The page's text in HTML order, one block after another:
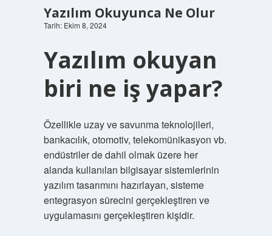
Yazılım Okuyunca Ne Olur
Tarih: Ekim 8, 2024
Yazılım okuyan
biri ne iş yapar?
Özellikle uzay ve savunma teknolojileri,
bankacılık, otomotiv, telekomünikasyon vb.
endüstriler de dahil olmak üzere her
alanda kullanılan bilgisayar sistemlerinin
yazılım tasarımını hazırlayan, sisteme
entegrasyon sürecini gerçekleştiren ve
uygulamasını gerçekleştiren kişidir.